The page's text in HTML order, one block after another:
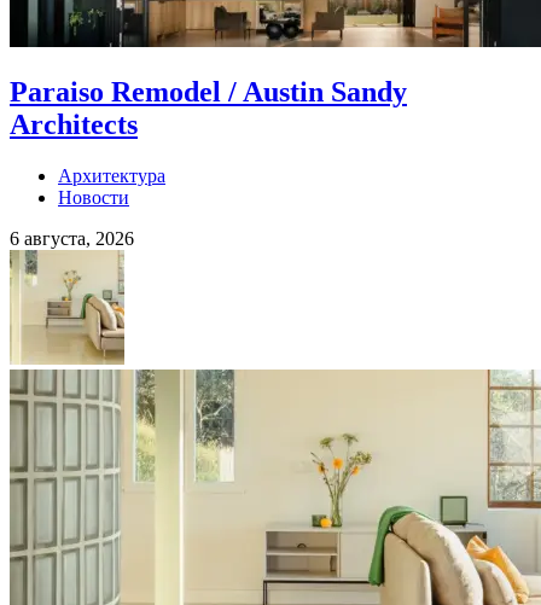
Paraiso Remodel / Austin Sandy
Architects
Архитектура
Новости
6 августа, 2026